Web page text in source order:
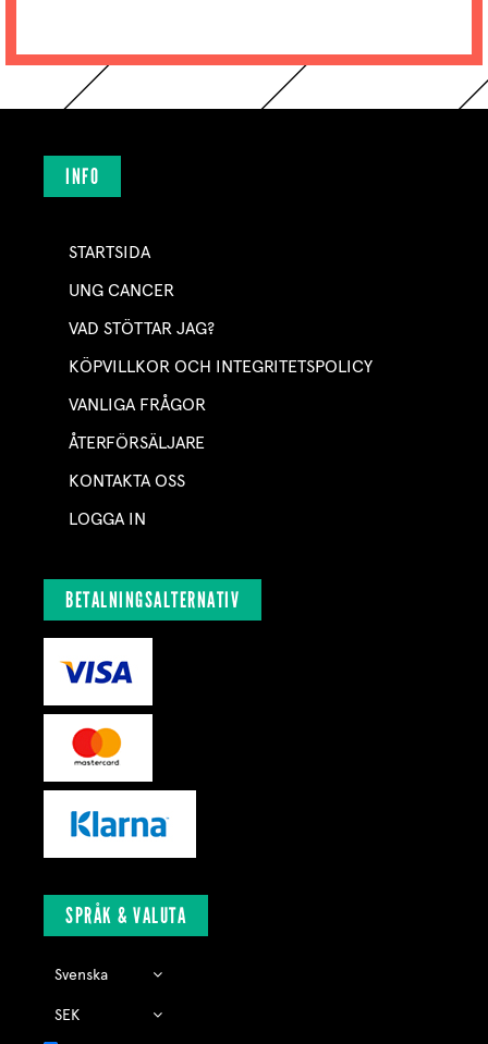
INFO
STARTSIDA
UNG CANCER
VAD STÖTTAR JAG?
KÖPVILLKOR OCH INTEGRITETSPOLICY
VANLIGA FRÅGOR
ÅTERFÖRSÄLJARE
KONTAKTA OSS
LOGGA IN
BETALNINGSALTERNATIV
SPRÅK & VALUTA